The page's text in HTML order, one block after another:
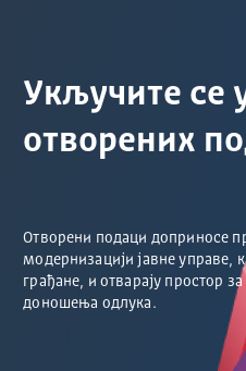
Укључите се
отворених
Отворени подаци доприносе
модернизацији јавне управе,
грађане, и отварају простор
доношења одлука.